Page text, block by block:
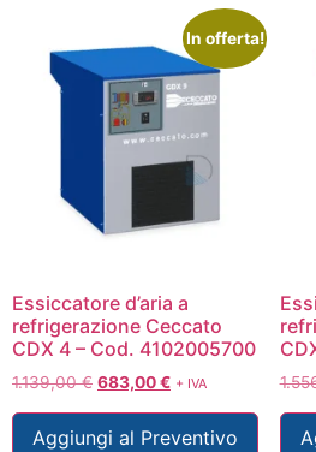
In offerta!
Essiccatore d’aria a
refrigerazione Ceccato
CDX 4 – Cod. 4102005700
1.139,00€ 683,00€ + IVA
Aggiungi al Preventivo